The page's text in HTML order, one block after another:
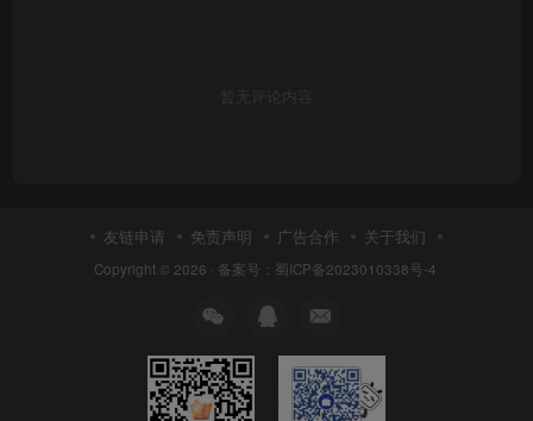
暂无评论内容
友链申请 免责声明 广告合作 关于我们
Copyright © 2026 · 备案号：蜀ICP备2023010338号-4